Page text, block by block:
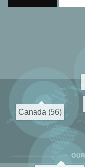
Canada (56)